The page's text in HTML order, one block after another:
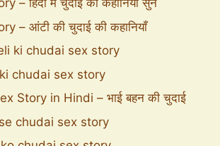
– हिंदी में चुदाई की कहानियां सुने
– आंटी की चुदाई की कहानियाँ
ki chudai sex story
chudai sex story
Story in Hindi – भाई बहन की चुदाई
chudai sex story